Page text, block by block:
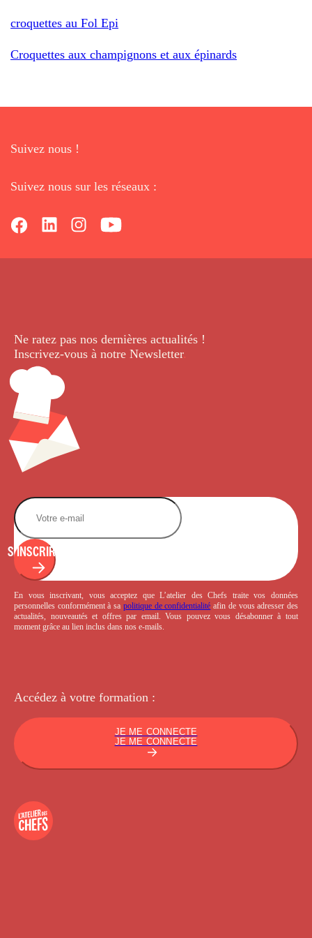
croquettes au Fol Epi
Croquettes aux champignons et aux épinards
Suivez nous !
Suivez nous sur les réseaux :
Ne ratez pas nos dernières actualités !
Inscrivez-vous à notre Newsletter.
S'INSCRIRE
En vous inscrivant, vous acceptez que L’atelier des Chefs traite vos données
personnelles conformément à sa politique de confidentialité afin de vous adresser des
actualités, nouveautés et offres par email. Vous pouvez vous désabonner à tout
moment grâce au lien inclus dans nos e-mails.
Accédez à votre formation :
JE ME CONNECTE
JE ME CONNECTE